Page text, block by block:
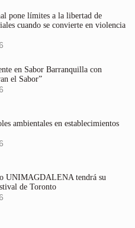
pone límites a la libertad de
cuando se convierte en violencia
en Sabor Barranquilla con
el Sabor”
ambientales en establecimientos
UNIMAGDALENA tendrá su
de Toronto